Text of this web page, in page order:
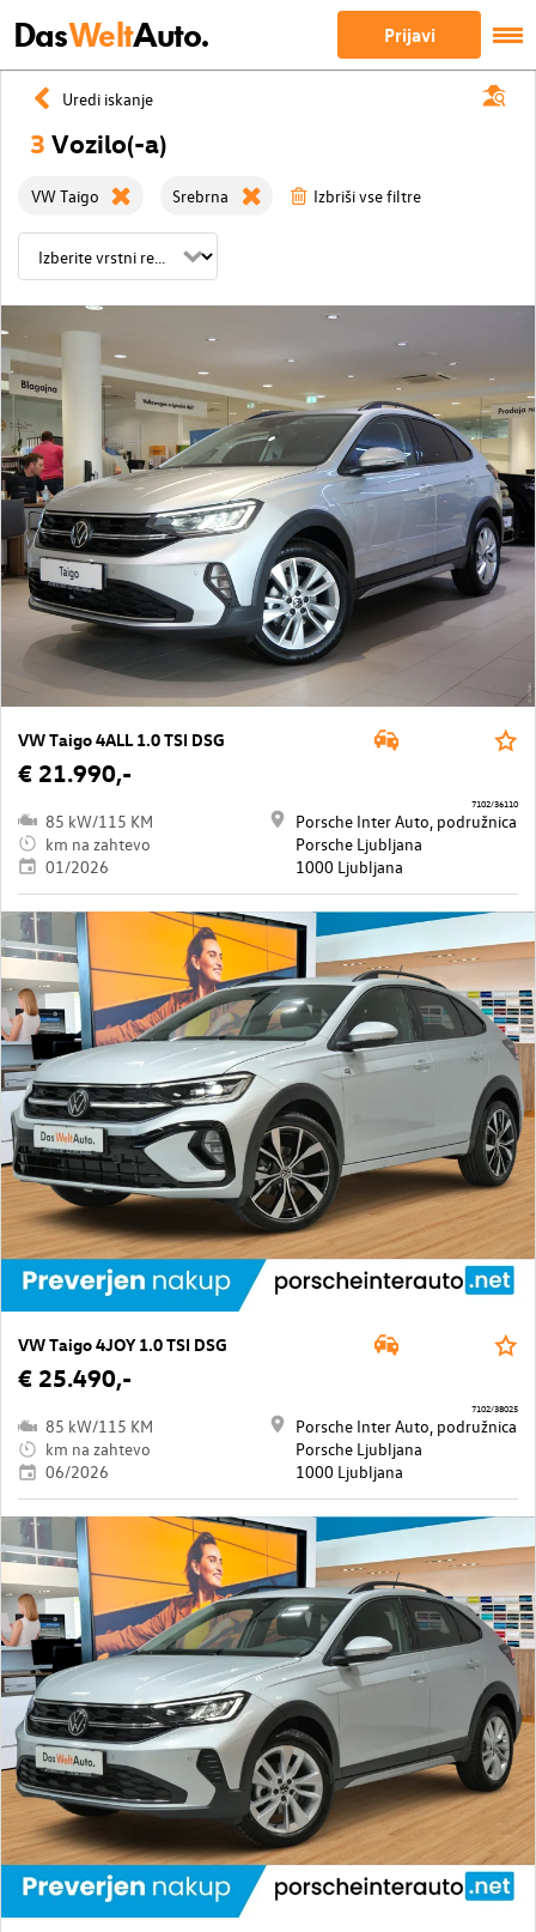
DasWeltAuto. Prijavi
Uredi iskanje
3 Vozilo(-a)
VW Taigo Srebrna Izbriši vse filtre
VW Taigo 4ALL 1.0 TSI DSG
€ 21.990,-
85 kW/115 KM
km na zahtevo
01/2026
Porsche Inter Auto, podružnica
Porsche Ljubljana
1000 Ljubljana
7102/36110
VW Taigo 4JOY 1.0 TSI DSG
€ 25.490,-
85 kW/115 KM
km na zahtevo
06/2026
Porsche Inter Auto, podružnica
Porsche Ljubljana
1000 Ljubljana
7102/38025